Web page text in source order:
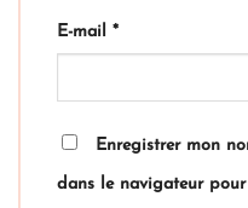
E-mail *
Enregistrer mon
dans le navigateur